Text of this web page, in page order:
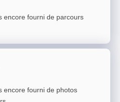
encore fourni de parcours
encore fourni de photos